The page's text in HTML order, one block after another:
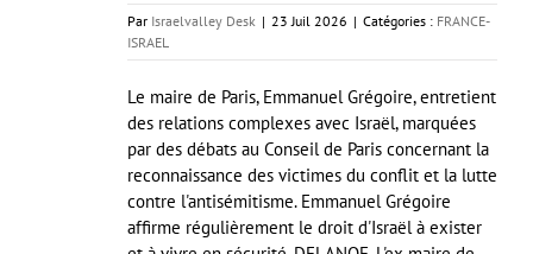
Par Israelvalley Desk | 23 Juil 2026 | Catégories : FRANCE-
ISRAEL
Le maire de Paris, Emmanuel Grégoire, entretient
des relations complexes avec Israël, marquées
par des débats au Conseil de Paris concernant la
reconnaissance des victimes du conflit et la lutte
contre l'antisémitisme. Emmanuel Grégoire
affirme régulièrement le droit d'Israël à exister